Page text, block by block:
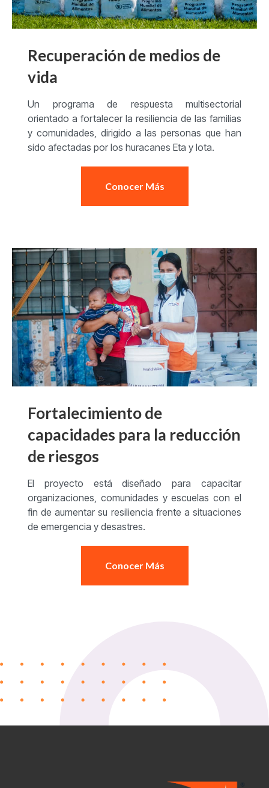
Recuperación de medios de
vida
Un programa de respuesta multisectorial
orientado a fortalecer la resiliencia de las familias
y comunidades, dirigido a las personas que han
sido afectadas por los huracanes Eta y Iota.
Conocer Más
Fortalecimiento de
capacidades para la reducción
de riesgos
El proyecto está diseñado para capacitar
organizaciones, comunidades y escuelas con el
fin de aumentar su resiliencia frente a situaciones
de emergencia y desastres.
Conocer Más